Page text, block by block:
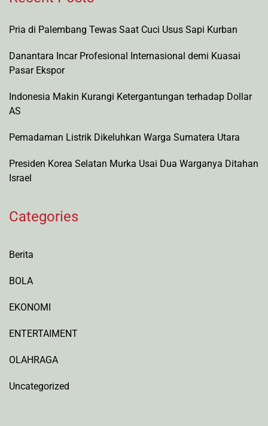
Pria di Palembang Tewas Saat Cuci Usus Sapi Kurban
Danantara Incar Profesional Internasional demi Kuasai
Pasar Ekspor
Indonesia Makin Kurangi Ketergantungan terhadap Dollar
AS
Pemadaman Listrik Dikeluhkan Warga Sumatera Utara
Presiden Korea Selatan Murka Usai Dua Warganya Ditahan
Israel
Categories
Berita
BOLA
EKONOMI
ENTERTAIMENT
OLAHRAGA
Uncategorized